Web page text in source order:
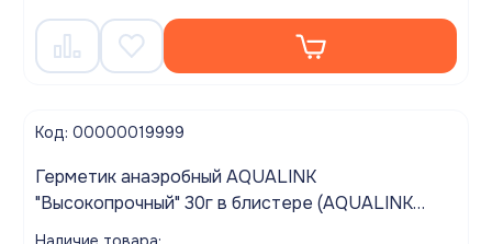
Код: 00000019999
Герметик анаэробный AQUALINK
"Высокопрочный" 30г в блистере (AQUALINK
60/1)